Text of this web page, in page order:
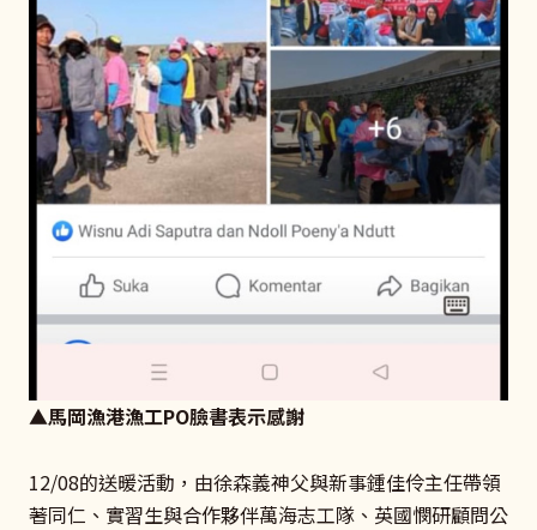
▲馬岡漁港漁工PO臉書表示感謝
12/08的送暖活動，由徐森義神父與新事鍾佳伶主任帶領
著同仁、實習生與合作夥伴萬海志工隊、英國憫研顧問公